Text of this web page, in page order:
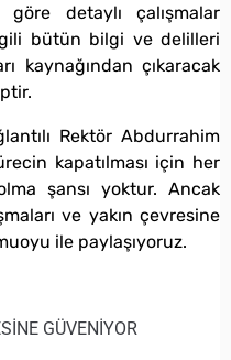
detaylı çalışmalar
bütün bilgi ve delilleri
kaynağından çıkaracak
Rektör Abdurrahim
kapatılması için her
şansı yoktur. Ancak
ve yakın çevresine
ile paylaşıyoruz.
GÜVENİYOR